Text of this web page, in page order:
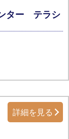
ター テラシ
詳細を見る